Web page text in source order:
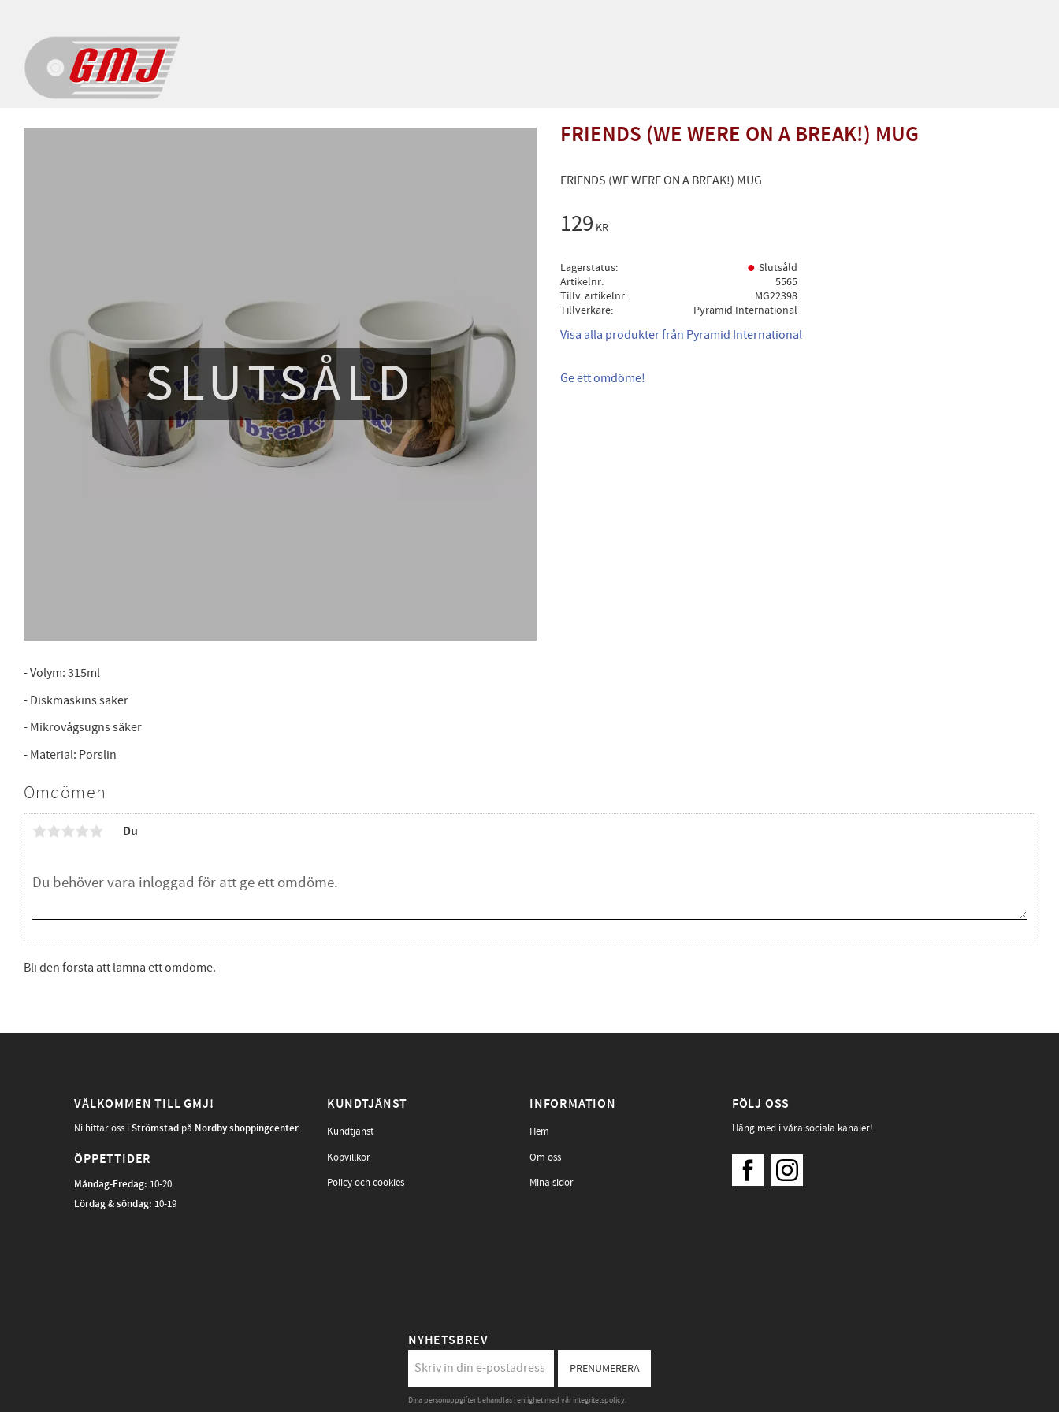
FRIENDS (WE WERE ON A BREAK!) MUG
FRIENDS (WE WERE ON A BREAK!) MUG
SLUTSÅLD
129 KR
Lagerstatus
Slutsåld
Artikelnr
5565
Tillv. artikelnr
MG22398
Tillverkare
Pyramid International
Visa alla produkter från Pyramid International
Ge ett omdöme!
- Volym: 315ml
- Diskmaskins säker
- Mikrovågsugns säker
- Material: Porslin
Omdömen
Du
Bli den första att lämna ett omdöme.
VÄLKOMMEN TILL GMJ!
Ni hittar oss iStrömstad på Nordby shoppingcenter.
ÖPPETTIDER
Måndag-Fredag: 10-20
Lördag & söndag: 10-19
KUNDTJÄNST
Kundtjänst
Köpvillkor
Policy och cookies
INFORMATION
Hem
Om oss
Mina sidor
FÖLJ OSS
Häng med i våra sociala kanaler!
NYHETSBREV
PRENUMERERA
Dina personuppgifter behandlas i enlighet med vårintegritetspolicy.